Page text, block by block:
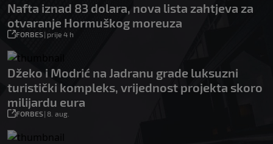
Nafta iznad 83 dolara, nova lista zahtjeva za
otvaranje Hormuškog moreuza
FORBES| prije 4 h
Džeko i Modrić na Jadranu grade luksuzni
turistički kompleks, vrijednost projekta skoro
milijardu eura
FORBES| 8. aug.